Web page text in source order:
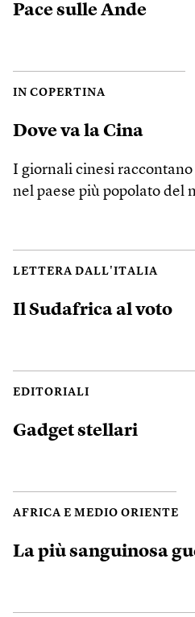
Pace sulle Ande
IN COPERTINA
Dove va la Cina
I giornali cinesi raccontano
nel paese più popolato del
LETTERA DALL'ITALIA
Il Sudafrica al voto
EDITORIALI
Gadget stellari
AFRICA E MEDIO ORIENTE
La più sanguinosa